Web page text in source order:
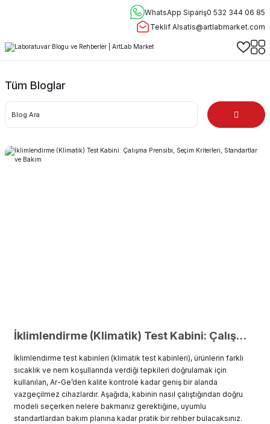
WhatsApp Sipariş0 532 344 06 85
Teklif Alsatis@artlabmarket.com
Tüm Bloglar
İklimlendirme (Klimatik) Test Kabini: Çalışma Prensibi, Seçim Kriterleri, Standartlar ve Bakım
İklimlendirme test kabinleri (klimatik test kabinleri), ürünlerin farklı
sıcaklık ve nem koşullarında verdiği tepkileri doğrulamak için
kullanılan, Ar-Ge’den kalite kontrole kadar geniş bir alanda
vazgeçilmez cihazlardır. Aşağıda, kabinin nasıl çalıştığından doğru
modeli seçerken nelere bakmanız gerektiğine, uyumlu
standartlardan bakım planına kadar pratik bir rehber bulacaksınız.